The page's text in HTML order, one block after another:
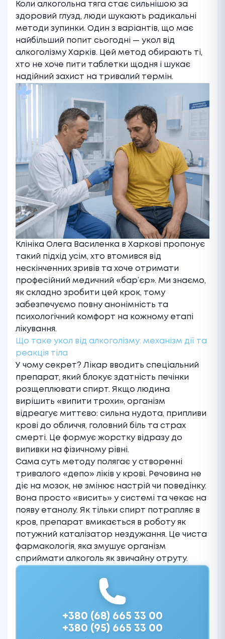
Коли алкогольна тяга стає сильнішою за
здоровий глузд, люди шукають радикальні
методи зупинки. Один з варіантів, що має
найбільший попит сьогодні — укол від
алкоголізму Харків. Цей метод обирають ті,
хто не хоче пити таблетки щодня і шукає
надійний захист на тривалий термін.
Клініка Олега Василенка в Харкові пропонує
такий підхід усім, хто втомився від
нескінченних зривів та хоче отримати
професійний медичний «бар’єр». Ми знаємо,
як складно зробити цей крок, тому
забезпечуємо повну анонімність та
психологічний комфорт на кожному етапі
лікування.
Що таке укол від алкоголізму: механізм дії та
реакція тіла
У чому секрет? Лікар вводить спеціальний
препарат, який блокує здатність печінки
розщеплювати спирт. Якщо людина
вирішить «випити трохи», організм
відреагує миттєво: сильна нудота, припливи
крові до обличчя, головний біль та страх
смерті. Це формує жорстку відразу до
випивки на фізичному рівні.
Сама суть методу полягає у створенні
тривалого «депо» ліків у крові. Речовина не
діє на мозок, не змінює настрій чи поведінку.
Вона просто «висить» у системі та чекає на
появу етанолу. Як тільки спирт потрапляє в
кров, препарат вмикається в роботу як
потужний каталізатор нездужання. Це чиста
фармакологія, яка змушує організм
сприймати алкоголь як звичайну отруту.
+380 (68) 665 33 00
+380 (95) 665 33 00